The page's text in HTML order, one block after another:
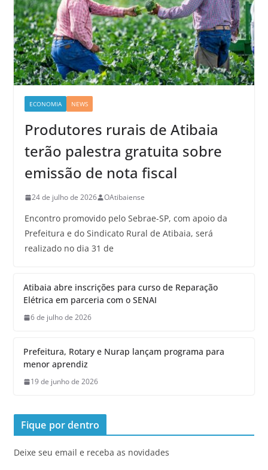
ECONOMIA NEWS
Produtores rurais de Atibaia
terão palestra gratuita sobre
emissão de nota fiscal
24 de julho de 2026 OAtibaiense
Encontro promovido pelo Sebrae-SP, com apoio da
Prefeitura e do Sindicato Rural de Atibaia, será
realizado no dia 31 de
Atibaia abre inscrições para curso de Reparação
Elétrica em parceria com o SENAI
6 de julho de 2026
Prefeitura, Rotary e Nurap lançam programa para
menor aprendiz
19 de junho de 2026
Fique por dentro
Deixe seu email e receba as novidades